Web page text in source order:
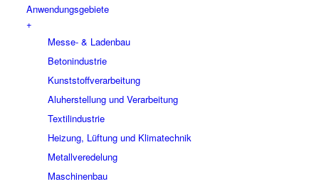
Anwendungsgebiete
+
Messe- & Ladenbau
Betonindustrie
Kunststoffverarbeitung
Aluherstellung und Verarbeitung
Textilindustrie
Heizung, Lüftung und Klimatechnik
Metallveredelung
Maschinenbau